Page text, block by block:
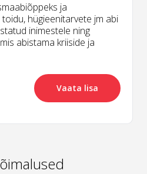
ja
hügieenitarvete jm abi
inimestele ning
abistama kriiside ja
Vaata lisa